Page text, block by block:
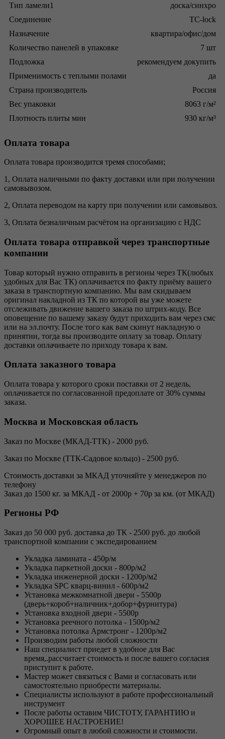
Тип ламели1
доска/синхро
Соединение
TC-lock
Назначение
квартира/офис/дом
Количество панелей в упаковке
7 шт
Подложка
рекомендуем докупить
Применимость с теплыми полами
да
Страна производитель
Россия
Вес упаковки
8063 г/м²
Плотность плиты мин
930 кг/м³
Оплата товара
Оплата товара производится тремя способами;
1, Оплата наличными по факту доставки или при получении
самовывозом.
2, Оплата переводом на карту при получении или самовывоз.
3, Оплата безналичным расчётом на организацию с НДС
Оплата товара отправкой через транспортные
компании
Товар который нужно отправить в регионы через ТК(любых
удобных для Вас ТК) оплачивается по факту приёму вашего
заказа в транспортную компанию. Мы вам скидываем
оригинал накладной из ТК по которой вы уже можете
отслеживать движение вашего заказа по штрих-коду. Все
оповещение по вашему заказу будут приходить вам через смс
или на эл.почту. После того как вам скинут накладную о
принятии, тогда вы производите оплату за товар. Оплату
доставки оплачиваете по приходу товара к вам.
Оплата заказного товара
Оплата товара у которого сроки поставки от 2 недель,
оплачивается по согласованной предоплате от 30% суммы
заказа.
Москва и Московская область
Заказ по Москве (МКАД-ТТК) - 2000 руб.
Заказ по Москве (ТТК-Садовое кольцо) - 2500 руб.
Стоимость доставки за МКАД уточняйте у менеджеров по
телефону
Заказ до 1500 кг. за МКАД - от 2000р + 70р за км. (от МКАД)
Регионы РФ
Заказ до 50 000 руб. доставка до ТК - 2500 руб. до любой
транспортной компании с экспедированием
Укладка ламината - 450р/м
Укладка паркетной доски - 800р/м2
Укладка инженерной доски - 1200р/м2
Укладка SPC кварц-винил - 600р/м2
Установка межкомнатной двери - 5500р
(дверь+короб+наличник+добор+фурнитура)
Установка входной двери - 5500р
Установка реечного потолка - 1500р/м2
Установка потолка Армстронг - 1200р/м2
Производим работы любой сложности
Наш специалист приедет в удобное для Вас
время,.рассчитает стоимость и после вашего согласия
приступит к работе.
Мастер может связаться с Вами и согласовать или
самостоятельно приобрести материалы.
Специалисты используют в работе профессиональный
инструмент
После работы оставим ЧИСТОТУ, ГАРАНТИЮ и
ХОРОШЕЕ НАСТРОЕНИЕ!
Огромный опыт в любой сложности и стоимости.